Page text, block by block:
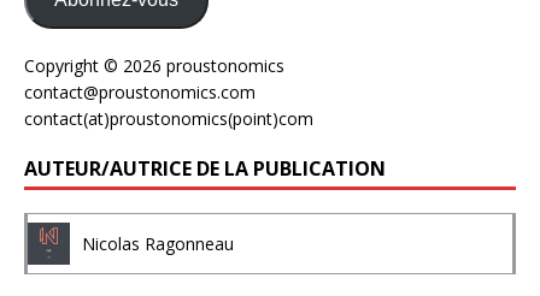
Copyright © 2026 proustonomics
contact@proustonomics.com
contact(at)proustonomics(point)com
AUTEUR/AUTRICE DE LA PUBLICATION
Nicolas Ragonneau